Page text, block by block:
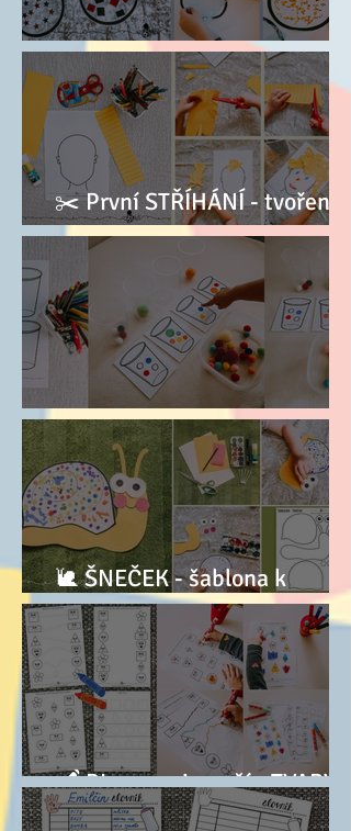
🎄 Zalaminovaná BAŇKA
✂️ První STŘÍHÁNÍ - tvoření
účesu
Kelímky a kuličky
🐌 ŠNEČEK - šablona k
dotvoření
🖍 PL pro nejmenší - TVARY